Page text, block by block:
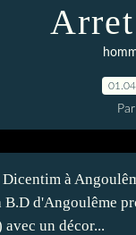
à
d'Angoulême
un décor...